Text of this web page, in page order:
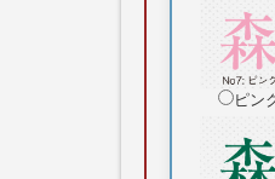
ピン